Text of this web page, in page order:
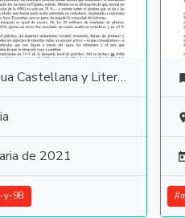
Castellana y Literatura
de 2021
y-98 #